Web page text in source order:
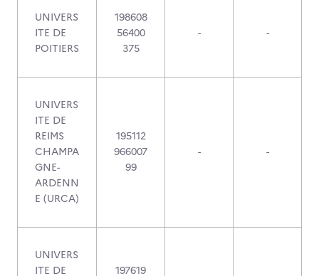
UNIVERS
ITE DE
POITIERS
198608
56400
375
- -
UNIVERS
ITE DE
REIMS
CHAMPA
GNE-
ARDENN
E (URCA)
195112
966007
99
- -
UNIVERS
ITE DE
197619